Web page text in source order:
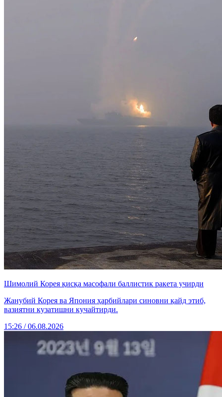
Шимолий Корея қисқа масофали баллистик ракета учирди
Жанубий Корея ва Япония ҳарбийлари синовни қайд этиб,
вазиятни кузатишни кучайтирди.
15:26 / 06.08.2026